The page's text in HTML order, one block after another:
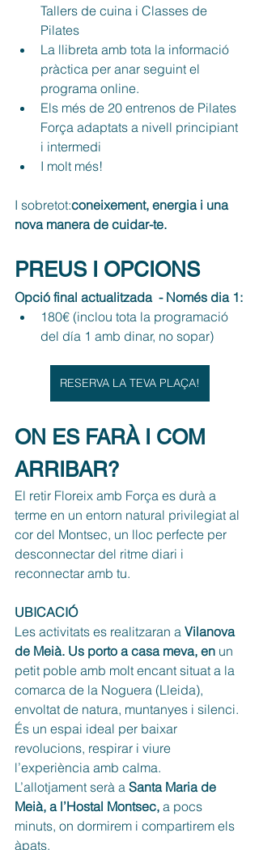
Tallers de cuina i Classes de
Pilates
La llibreta amb tota la informació
pràctica per anar seguint el
programa online.
Els més de 20 entrenos de Pilates
Força adaptats a nivell principiant
i intermedi
I molt més!
I sobretot:coneixement, energia i una
nova manera de cuidar-te.
PREUS I OPCIONS
Opció final actualitzada  - Només dia 1:
180€ (inclou tota la programació
del día 1 amb dinar, no sopar)
RESERVA LA TEVA PLAÇA!
ON ES FARÀ I COM
ARRIBAR?
El retir Floreix amb Força es durà a
terme en un entorn natural privilegiat al
cor del Montsec, un lloc perfecte per
desconnectar del ritme diari i
reconnectar amb tu.
UBICACIÓ
Les activitats es realitzaran a Vilanova
de Meià. Us porto a casa meva, en un
petit poble amb molt encant situat a la
comarca de la Noguera (Lleida),
envoltat de natura, muntanyes i silenci.
És un espai ideal per baixar
revolucions, respirar i viure
l’experiència amb calma.
L’allotjament serà a Santa Maria de
Meià, a l’Hostal Montsec, a pocs
minuts, on dormirem i compartirem els
àpats.